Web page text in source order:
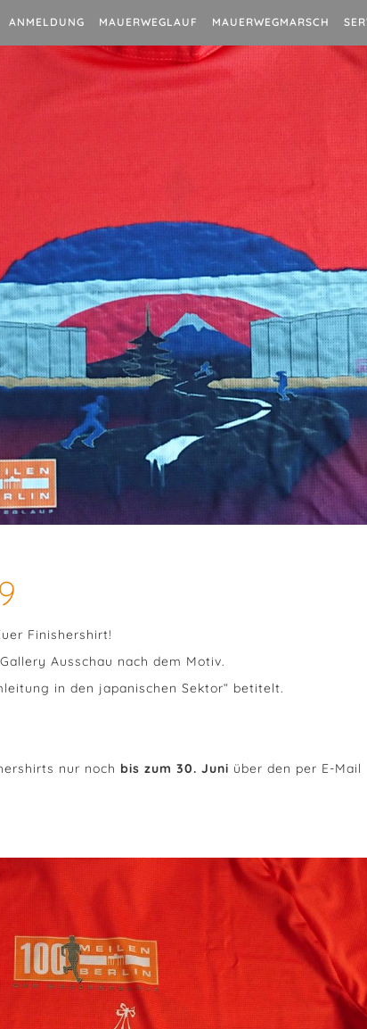
ANMELDUNG MAUERWEGLAUF MAUERWEGMARSCH
Finishershirt!
Ausschau nach dem Motiv.
in den japanischen Sektor“ betitelt.
nur noch bis zum 30. Juni über den per E-Mail